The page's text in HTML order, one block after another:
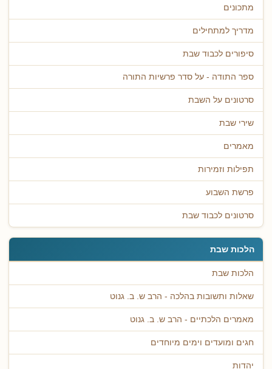
מתכונים
מדריך למתחילים
סיפורים לכבוד שבת
ספר התודה - על סדר פרשיות התורה
סרטונים על השבת
שירי שבת
מאמרים
תפילות וזמירות
פרשת השבוע
סרטונים לכבוד שבת
הלכות שבת
הלכות שבת
שאלות ותשובות בהלכה - הרב ש. ב. גנוט
מאמרים הלכתיים - הרב ש. ב. גנוט
חגים ומועדים וימים מיוחדים
יהדות